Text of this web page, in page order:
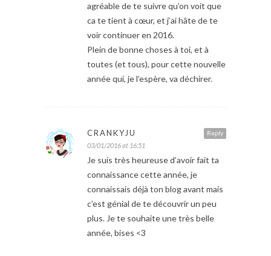
agréable de te suivre qu’on voit que
ca te tient à cœur, et j’ai hâte de te
voir continuer en 2016.
Plein de bonne choses à toi, et à
toutes (et tous), pour cette nouvelle
année qui, je l’espère, va déchirer.
Reply
CRANKYJU
03/01/2016 at 16:51
Je suis très heureuse d’avoir fait ta
connaissance cette année, je
connaissais déjà ton blog avant mais
c’est génial de te découvrir un peu
plus. Je te souhaite une très belle
année, bises <3